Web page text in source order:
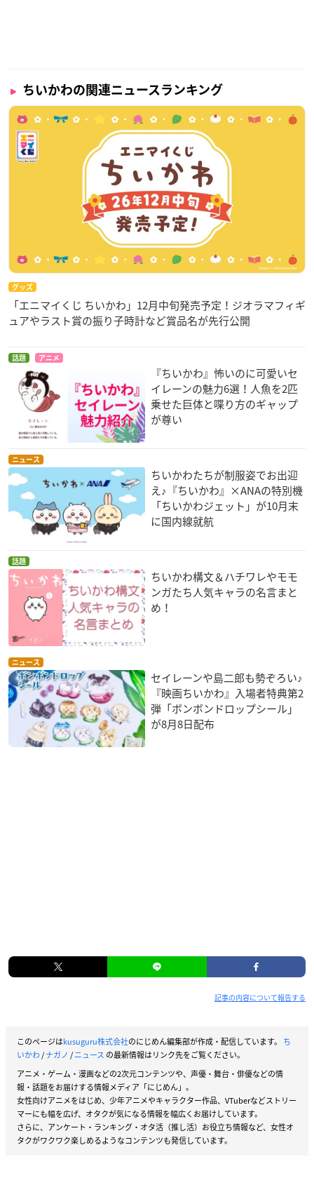
ちいかわの関連ニュースランキング
グッズ
「エニマイくじ ちいかわ」12月中旬発売予定！ジオラマフィギ
ュアやラスト賞の振り子時計など賞品名が先行公開
話題 アニメ
『ちいかわ』怖いのに可愛いセ
イレーンの魅力6選！人魚を2匹
乗せた巨体と喋り方のギャップ
が尊い
ニュース
ちいかわたちが制服姿でお出迎
え♪『ちいかわ』×ANAの特別機
「ちいかわジェット」が10月末
に国内線就航
話題
ちいかわ構文＆ハチワレやモモ
ンガたち人気キャラの名言まと
め！
ニュース
セイレーンや島二郎も勢ぞろい♪
『映画ちいかわ』入場者特典第2
弾「ボンボンドロップシール」
が8月8日配布
記事の内容について報告する
このページはkusuguru株式会社のにじめん編集部が作成・配信しています。 ち
いかわ/ナガノ /ニュース の最新情報はリンク先をご覧ください。
アニメ・ゲーム・漫画などの2次元コンテンツや、声優・舞台・俳優などの情
報・話題をお届けする情報メディア「にじめん」。
女性向けアニメをはじめ、少年アニメやキャラクター作品、VTuberなどストリー
マーにも幅を広げ、オタクが気になる情報を幅広くお届けしています。
さらに、アンケート・ランキング・オタ活（推し活）お役立ち情報など、女性オ
タクがワクワク楽しめるようなコンテンツも発信しています。